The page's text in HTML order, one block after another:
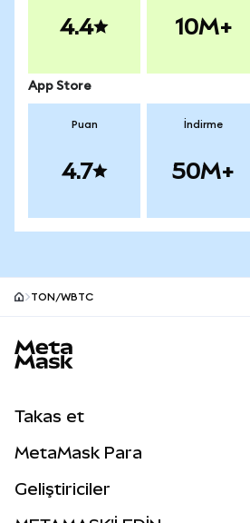
4.4 10M+
App Store
Puan
4.7
İndirme
50M+
TON/WBTC
Takas et
Perps
MetaMask Para
Geliştiriciler